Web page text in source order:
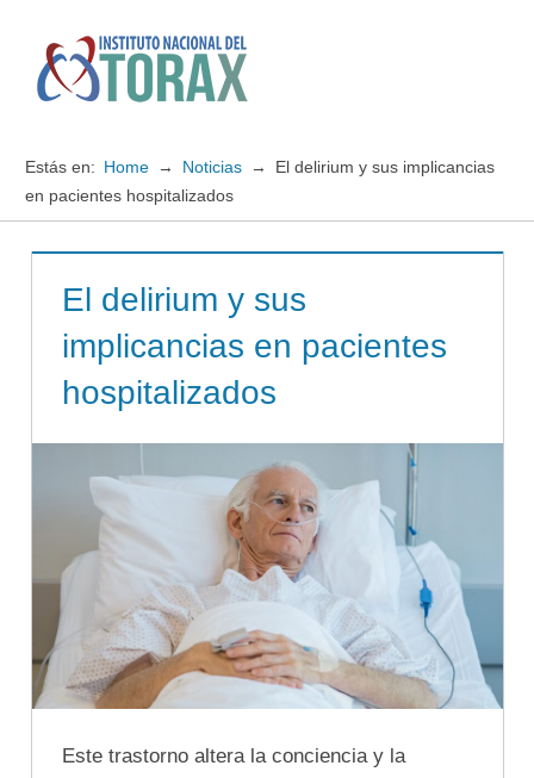
contenido
Instituto
del
TORAX
Estás en: Home Noticias
El delirium y sus implicancias
en pacientes hospitalizados
El delirium y sus
implicancias en pacientes
hospitalizados
Este trastorno altera la conciencia y la